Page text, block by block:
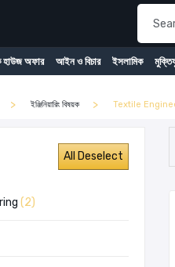
হাউজ অফার আইন ও বিচার ইসলামিক
ইঞ্জিনিয়ারিং বিষয়ক Textile
(2)